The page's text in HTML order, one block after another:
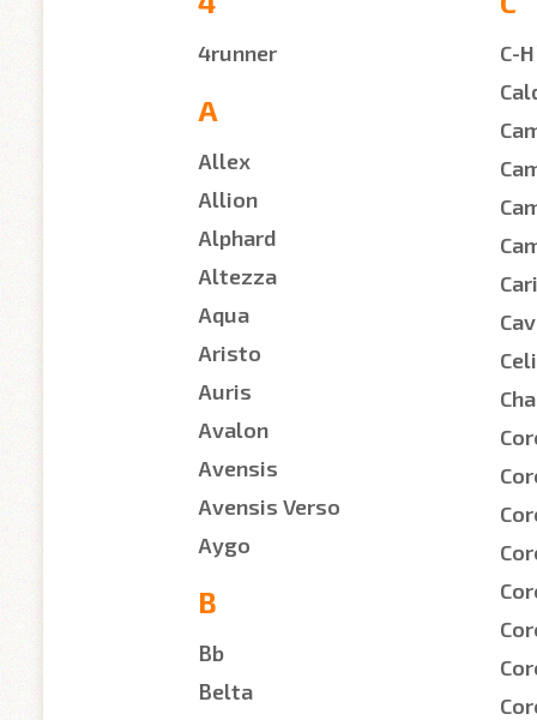
4runner
A
Allex
Allion
Alphard
Altezza
Aqua
Aristo
Auris
Avalon
Avensis
Avensis Verso
Aygo
B
Bb
Belta
C-